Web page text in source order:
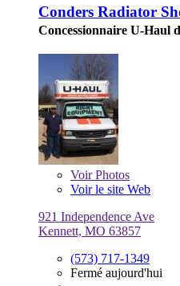
Conders Radiator
Concessionnaire U-Haul
VoirPhotos
Voir le site Web
921 Independence Ave
Kennett, MO 63857
(573) 717-1349
Fermé aujourd'hui